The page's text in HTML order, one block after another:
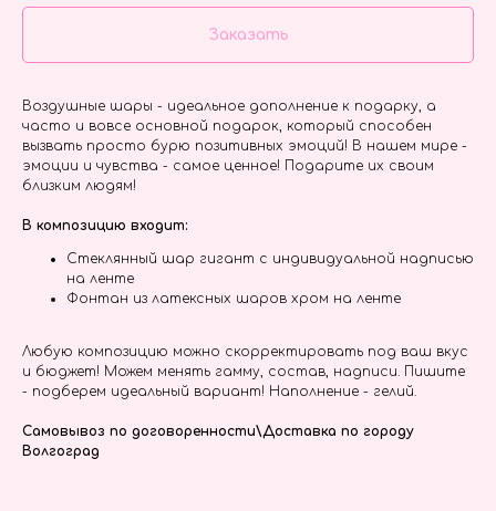
Заказать
Воздушные шары - идеальное дополнение к подарку, а
часто и вовсе основной подарок, который способен
вызвать просто бурю позитивных эмоций! В нашем мире -
эмоции и чувства - самое ценное! Подарите их своим
близким людям!
В композицию входит:
Стеклянный шар гигант с индивидуальной надписью
на ленте
Фонтан из латексных шаров хром на ленте
Любую композицию можно скорректировать под ваш вкус
и бюджет! Можем менять гамму, состав, надписи. Пишите
- подберем идеальный вариант! Наполнение - гелий.
Самовывоз по договоренности\Доставка по городу
Волгоград